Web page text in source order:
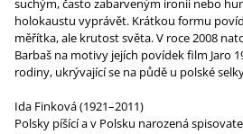
suchým, často zabarveným ironií nebo
holokaustu vyprávět. Krátkou formu
měřítka, ale krutost světa. V roce 2008
Barbaš na motivy jejích povídek film Jaro
rodiny, ukrývající se na půdě u polské
Ida Finková (1921–2011)
Polsky píšící a v Polsku narozená